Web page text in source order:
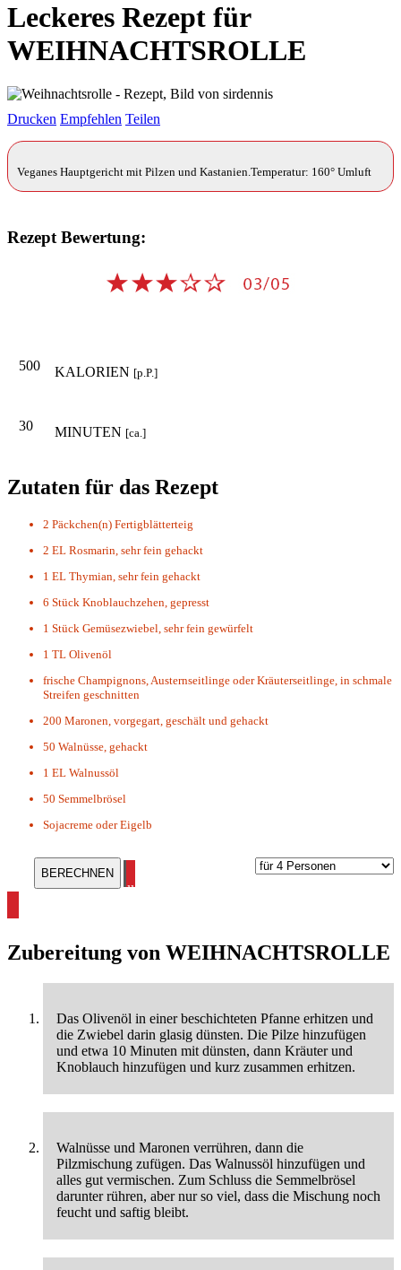
Leckeres Rezept für
WEIHNACHTSROLLE
Drucken Empfehlen Teilen
Veganes Hauptgericht mit Pilzen und Kastanien.Temperatur: 160° Umluft
Rezept Bewertung:
500 KALORIEN [p.P.]
30 MINUTEN [ca.]
Zutaten für das Rezept
2 Päckchen(n) Fertigblätterteig
2 EL Rosmarin, sehr fein gehackt
1 EL Thymian, sehr fein gehackt
6 Stück Knoblauchzehen, gepresst
1 Stück Gemüsezwiebel, sehr fein gewürfelt
1 TL Olivenöl
frische Champignons, Austernseitlinge oder Kräuterseitlinge, in schmale
Streifen geschnitten
200 Maronen, vorgegart, geschält und gehackt
50 Walnüsse, gehackt
1 EL Walnussöl
50 Semmelbrösel
Sojacreme oder Eigelb
alle Weihnachtsrezepte ansehen
Zubereitung von WEIHNACHTSROLLE
Das Olivenöl in einer beschichteten Pfanne erhitzen und
die Zwiebel darin glasig dünsten. Die Pilze hinzufügen
und etwa 10 Minuten mit dünsten, dann Kräuter und
Knoblauch hinzufügen und kurz zusammen erhitzen.
Walnüsse und Maronen verrühren, dann die
Pilzmischung zufügen. Das Walnussöl hinzufügen und
alles gut vermischen. Zum Schluss die Semmelbrösel
darunter rühren, aber nur so viel, dass die Mischung noch
feucht und saftig bleibt.